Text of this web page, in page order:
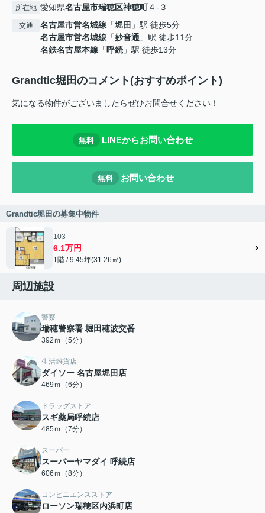
所在地 愛知県名古屋市瑞穂区神穂町４-３
交通 名古屋市営名城線 「堀田 」駅 徒歩5分
名古屋市営名城線 「妙音通 」駅 徒歩11分
名鉄名古屋本線 「呼続 」駅 徒歩13分
Grandtic堀田のコメント(おすすめポイント)
気になる物件がございましたらぜひお問合せください！
無料 LINEからお問い合わせ
無料 お問い合わせ
Grandtic堀田の募集中物件
103
6.1万円
1階 / 9.45坪(31.26㎡)
周辺施設
警察
瑞穂警察署 堀田穂波交番
392ｍ（5分）
生活雑貨店
ダイソー 名古屋堀田店
469ｍ（6分）
ドラッグストア
スギ薬局呼続店
485ｍ（7分）
スーパー
スーパーヤマダイ 呼続店
606ｍ（8分）
コンビニエンスストア
ローソン瑞穂区内浜町店